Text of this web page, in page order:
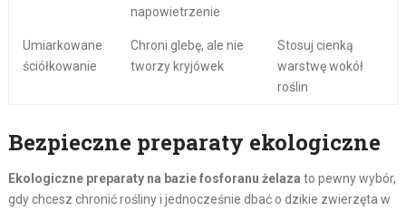
napowietrzenie
Umiarkowane
ściółkowanie
Chroni glebę, ale nie
tworzy kryjówek
Stosuj cienką
warstwę wokół
roślin
Bezpieczne preparaty ekologiczne
Ekologiczne preparaty na bazie fosforanu żelaza to pewny wybór,
gdy chcesz chronić rośliny i jednocześnie dbać o dzikie zwierzęta w